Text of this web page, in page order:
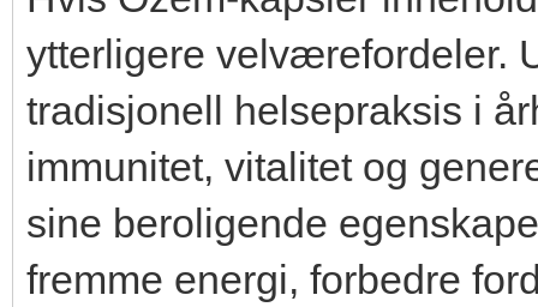
ytterligere velværefordeler.
tradisjonell helsepraksis i
immunitet, vitalitet og
sine beroligende
fremme energi, forbedre